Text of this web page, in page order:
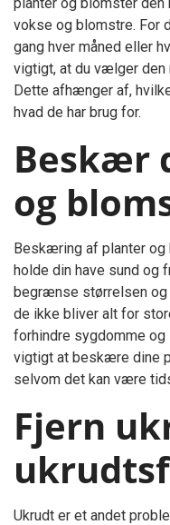
vokse og blomstre. For
gang hver måned eller
vigtigt, at du vælger den
Dette afhænger af,
hvad de har brug for.
Beskær
og
Beskæring af planter
holde din have sund og
begrænse størrelsen
de ikke bliver alt for
forhindre sygdomme og
vigtigt at beskære dine
selvom det kan være
Fjern
Ukrudt er et andet